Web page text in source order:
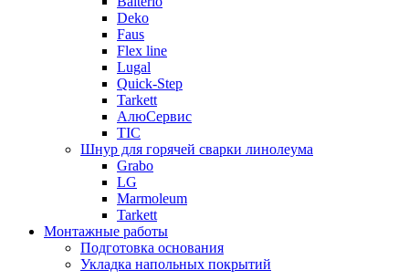
Deko
Faus
Flex line
Lugal
Quick-Step
Tarkett
АлюСервис
ТІС
Шнур для горячей сварки линолеума
Grabo
LG
Marmoleum
Tarkett
Монтажные работы
Подготовка основания
Укладка напольных покрытий